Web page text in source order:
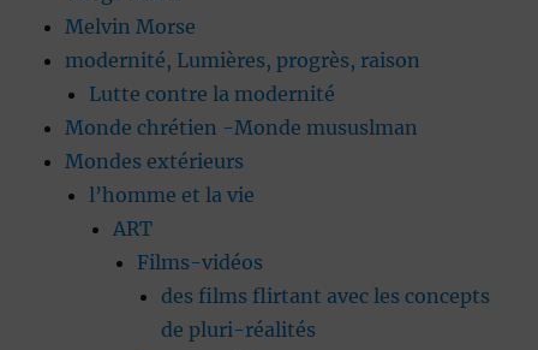
Melvin Morse
modernité, Lumières, progrès, raison
Lutte contre la modernité
Monde chrétien -Monde mususlman
Mondes extérieurs
l’homme et la vie
ART
Films-vidéos
des films flirtant avec les concepts
de pluri-réalités